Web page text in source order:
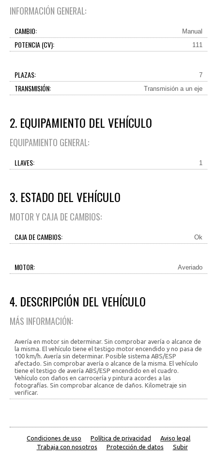
INFORMACIÓN GENERAL:
CAMBIO: Manual
POTENCIA (CV): 111
PLAZAS: 7
TRANSMISIÓN: Transmisión a un eje
2. EQUIPAMIENTO DEL VEHÍCULO
EQUIPAMIENTO GENERAL:
LLAVES: 1
3. ESTADO DEL VEHÍCULO
MOTOR Y CAJA DE CAMBIOS:
CAJA DE CAMBIOS: Ok
MOTOR: Averiado
4. DESCRIPCIÓN DEL VEHÍCULO
MÁS INFORMACIÓN:
Avería en motor sin determinar. Sin comprobar avería o alcance de
la misma. El vehículo tiene el testigo motor encendido y no pasa de
100 km/h. Avería sin determinar. Posible sistema ABS/ESP
afectado. Sin comprobar avería o alcance de la misma. El vehículo
tiene el testigo de avería ABS/ESP encendido en el cuadro.
Vehículo con daños en carrocería y pintura acordes a las
fotografías. Sin comprobar alcance de daños. Kilometraje sin
verificar.
Condiciones de uso Política de privacidad
Aviso legal
Trabaja con nosotros
Protección de datos Subir